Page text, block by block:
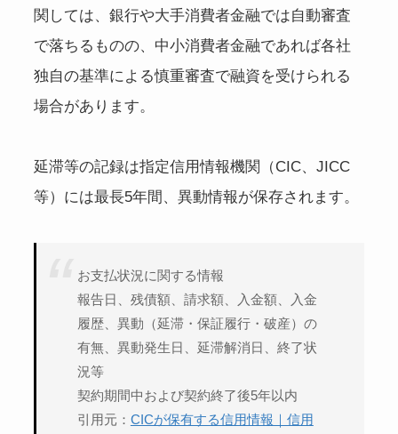
関しては、銀行や大手消費者金融では自動審査
で落ちるものの、中小消費者金融であれば各社
独自の基準による慎重審査で融資を受けられる
場合があります。
延滞等の記録は指定信用情報機関（CIC、JICC
等）には最長5年間、異動情報が保存されます。
お支払状況に関する情報
報告日、残債額、請求額、入金額、入金
履歴、異動（延滞・保証履行・破産）の
有無、異動発生日、延滞解消日、終了状
況等
契約期間中および契約終了後5年以内
引用元： CICが保有する信用情報｜信用